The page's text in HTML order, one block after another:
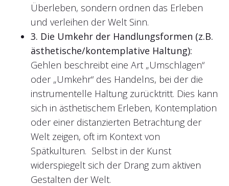
Überleben, sondern ordnen das Erleben
und verleihen der Welt Sinn.
3. Die Umkehr der Handlungsformen (z.B.
ästhetische/kontemplative Haltung):
Gehlen beschreibt eine Art „Umschlagen“
oder „Umkehr“ des Handelns, bei der die
instrumentelle Haltung zurücktritt. Dies kann
sich in ästhetischem Erleben, Kontemplation
oder einer distanzierten Betrachtung der
Welt zeigen, oft im Kontext von
Spätkulturen. Selbst in der Kunst
widerspiegelt sich der Drang zum aktiven
Gestalten der Welt.